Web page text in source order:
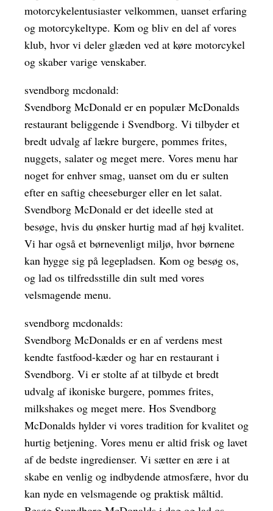
motorcykelentusiaster velkommen, uanset erfaring
og motorcykeltype. Kom og bliv en del af vores
klub, hvor vi deler glæden ved at køre motorcykel
og skaber varige venskaber.
svendborg mcdonald:
Svendborg McDonald er en populær McDonalds
restaurant beliggende i Svendborg. Vi tilbyder et
bredt udvalg af lækre burgere, pommes frites,
nuggets, salater og meget mere. Vores menu har
noget for enhver smag, uanset om du er sulten
efter en saftig cheeseburger eller en let salat.
Svendborg McDonald er det ideelle sted at
besøge, hvis du ønsker hurtig mad af høj kvalitet.
Vi har også et børnevenligt miljø, hvor børnene
kan hygge sig på legepladsen. Kom og besøg os,
og lad os tilfredsstille din sult med vores
velsmagende menu.
svendborg mcdonalds:
Svendborg McDonalds er en af ​​verdens mest
kendte fastfood-kæder og har en restaurant i
Svendborg. Vi er stolte af at tilbyde et bredt
udvalg af ikoniske burgere, pommes frites,
milkshakes og meget mere. Hos Svendborg
McDonalds hylder vi vores tradition for kvalitet og
hurtig betjening. Vores menu er altid frisk og lavet
af de bedste ingredienser. Vi sætter en ære i at
skabe en venlig og indbydende atmosfære, hvor du
kan nyde en velsmagende og praktisk måltid.